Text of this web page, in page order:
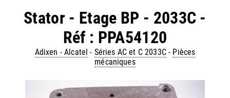
Stator - Etage BP - 2033C -
Réf : PPA54120
Adixen - Alcatel - Séries AC et C 2033C- Pièces
mécaniques